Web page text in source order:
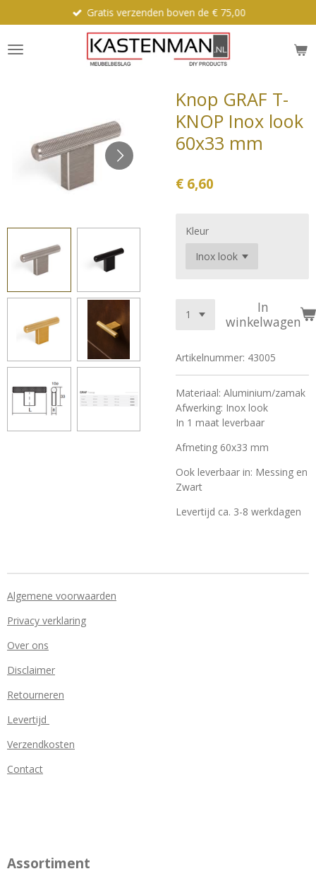
direct
naar
de
Gratis verzenden boven de € 75,00
Knop GRAF T-
KNOP Inox look
60x33 mm
€ 6,60
Kleur
In
winkelwagen
Artikelnummer: 43005
Materiaal: Aluminium/zamak
Afwerking: Inox look
In 1 maat leverbaar
Afmeting 60x33 mm
Ook leverbaar in: Messing en
Zwart
Levertijd ca. 3-8 werkdagen
Algemene voorwaarden
Privacy verklaring
Over ons
Disclaimer
Retourneren
Levertijd
Verzendkosten
Contact
Assortiment